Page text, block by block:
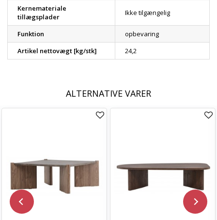
Kernemateriale
tillægsplader
Ikke tilgængelig
Funktion
opbevaring
Artikel nettovægt [kg/stk]
24,2
ALTERNATIVE VARER